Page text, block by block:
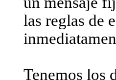
las reglas de
Tenemos los